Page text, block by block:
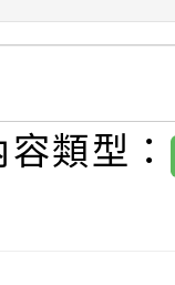
第7次代
學年
及新住
115學
金融知
類型：